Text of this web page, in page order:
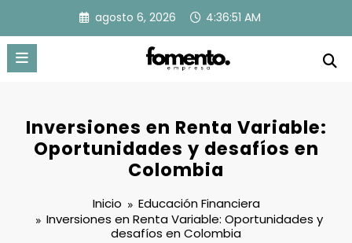
contenido
agosto 6, 2026 4:36:52 AM
Inversiones en Renta Variable:
Oportunidades y desafíos en
Colombia
Inicio
Educación Financiera
Inversiones en Renta Variable: Oportunidades y
desafíos en Colombia